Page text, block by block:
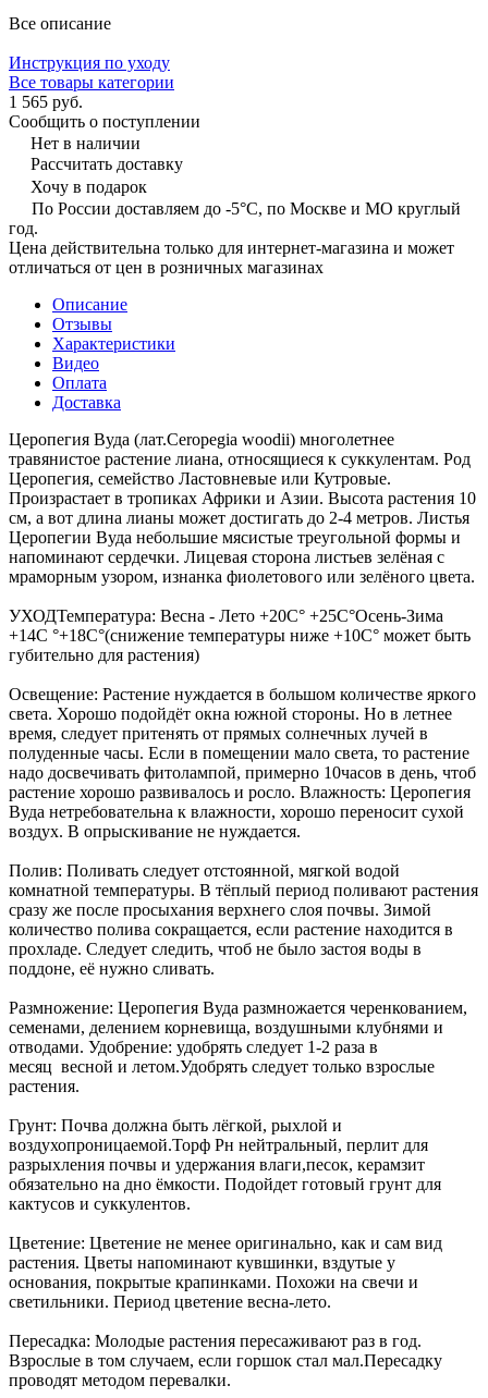
Все описание
Инструкция по уходу
Все товары категории
1 565 руб.
Сообщить о поступлении
Нет в наличии
Рассчитать доставку
Хочу в подарок
По России доставляем до -5°C, по Москве и МО круглый
год.
Цена действительна только для интернет-магазина и может
отличаться от цен в розничных магазинах
Описание
Отзывы
Характеристики
Видео
Оплата
Доставка
Церопегия Вуда (лат.Ceropegia woodii) многолетнее
травянистое растение лиана, относящиеся к суккулентам. Род
Церопегия, семейство Ластовневые или Кутровые.
Произрастает в тропиках Африки и Азии. Высота растения 10
см, а вот длина лианы может достигать до 2-4 метров. Листья
Церопегии Вуда небольшие мясистые треугольной формы и
напоминают сердечки. Лицевая сторона листьев зелёная с
мраморным узором, изнанка фиолетового или зелёного цвета.
УХОДТемпература: Весна - Лето +20C° +25С°Осень-Зима
+14C °+18C°(снижение температуры ниже +10С° может быть
губительно для растения)
Освещение: Растение нуждается в большом количестве яркого
света. Хорошо подойдёт окна южной стороны. Но в летнее
время, следует притенять от прямых солнечных лучей в
полуденные часы. Если в помещении мало света, то растение
надо досвечивать фитолампой, примерно 10часов в день, чтоб
растение хорошо развивалось и росло. Влажность: Церопегия
Вуда нетребовательна к влажности, хорошо переносит сухой
воздух. В опрыскивание не нуждается.
Полив: Поливать следует отстоянной, мягкой водой
комнатной температуры. В тёплый период поливают растения
сразу же после просыхания верхнего слоя почвы. Зимой
количество полива сокращается, если растение находится в
прохладе. Следует следить, чтоб не было застоя воды в
поддоне, её нужно сливать.
Размножение: Церопегия Вуда размножается черенкованием,
семенами, делением корневища, воздушными клубнями и
отводами. Удобрение: удобрять следует 1-2 раза в
месяц весной и летом.Удобрять следует только взрослые
растения.
Грунт: Почва должна быть лёгкой, рыхлой и
воздухопроницаемой.Торф Рн нейтральный, перлит для
разрыхления почвы и удержания влаги,песок, керамзит
обязательно на дно ёмкости. Подойдет готовый грунт для
кактусов и суккулентов.
Цветение: Цветение не менее оригинально, как и сам вид
растения. Цветы напоминают кувшинки, вздутые у
основания, покрытые крапинками. Похожи на свечи и
светильники. Период цветение весна-лето.
Пересадка: Молодые растения пересаживают раз в год.
Взрослые в том случаем, если горшок стал мал.Пересадку
проводят методом перевалки.